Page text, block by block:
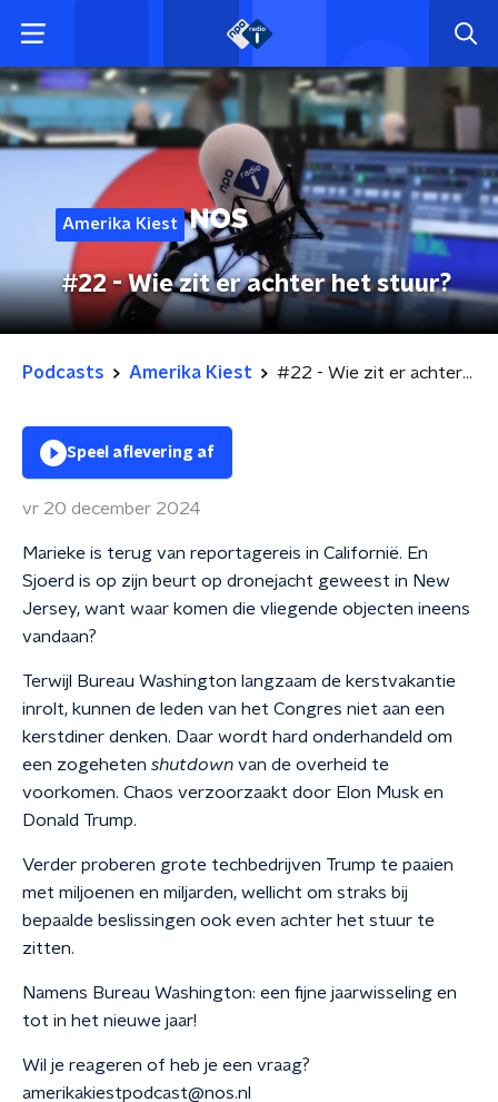
Amerika Kiest
#22 - Wie zit er achter het stuur?
Podcasts Amerika Kiest #22 - Wie zit er achter het stuur?
Speel aflevering af
vr 20 december 2024
Marieke is terug van reportagereis in Californië. En
Sjoerd is op zijn beurt op dronejacht geweest in New
Jersey, want waar komen die vliegende objecten ineens
vandaan?
Terwijl Bureau Washington langzaam de kerstvakantie
inrolt, kunnen de leden van het Congres niet aan een
kerstdiner denken. Daar wordt hard onderhandeld om
een zogeheten shutdown van de overheid te
voorkomen. Chaos verzoorzaakt door Elon Musk en
Donald Trump.
Verder proberen grote techbedrijven Trump te paaien
met miljoenen en miljarden, wellicht om straks bij
bepaalde beslissingen ook even achter het stuur te
zitten.
Namens Bureau Washington: een fijne jaarwisseling en
tot in het nieuwe jaar!
Wil je reageren of heb je een vraag?
amerikakiestpodcast@nos.nl